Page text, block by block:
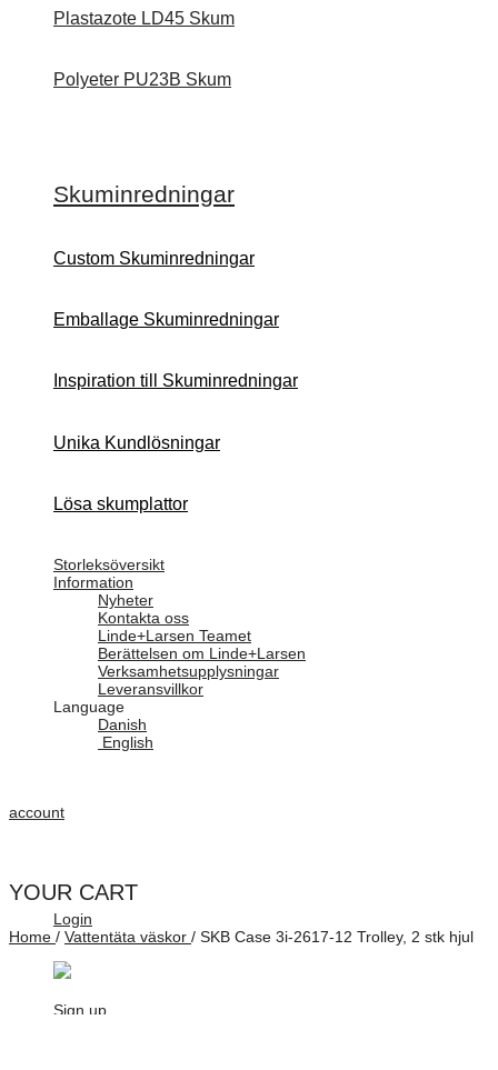
Plastazote LD45 Skum
Polyeter PU23B Skum
Skuminredningar
Custom Skuminredningar
Emballage Skuminredningar
Inspiration till Skuminredningar
Unika Kundlösningar
Lösa skumplattor
Storleksöversikt
Information
Nyheter
Kontakta oss
Linde+Larsen Teamet
Berättelsen om Linde+Larsen
Verksamhetsupplysningar
Leveransvillkor
Language
Danish
English
account
Login
Sign up
YOUR CART
Home / Vattentäta väskor / SKB Case 3i-2617-12 Trolley, 2 stk hjul